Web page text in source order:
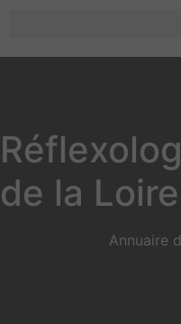
de la Loire
Annuaire